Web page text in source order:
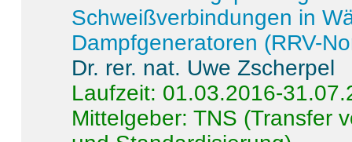
Schweißverbindungen in
Dampfgeneratoren (RRV-
Dr. rer. nat. Uwe Zscherpel
Laufzeit: 01.03.2016-
Mittelgeber: TNS (Transfer